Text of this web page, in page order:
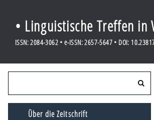
• Linguistische Treffen in
ISSN: 2084-3062 • e-ISSN: 2657-5647 • DOI:
Über die Zeitschrift